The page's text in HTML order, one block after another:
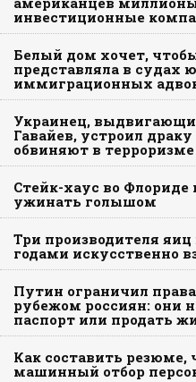
инвестиционные
Белый дом хочет,
представляла в судах
иммиграционных
Украинец,
Гавайев, устроил
обвиняют в терроризме
Стейк-хаус во
ужинать голышом
Три производителя
годами искусственно
Путин ограничил
рубежом россиян: они
паспорт или продать
Как составить резюме,
машинный отбор